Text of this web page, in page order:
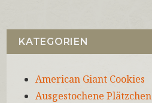
KATEGORIEN
American Giant Cookies
Ausgestochene Plätzchen